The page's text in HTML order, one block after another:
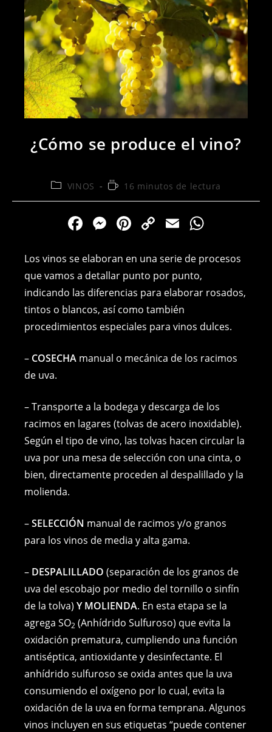
¿Cómo se produce el vino?
Categoría
entrada:
VINOS
Tiempo16 minutos de lectura
F
c
e
b
o
k
M
ss
e
n
g
er
Pi
er
e
st
C
p
y
Li
n
E
ai
l
at
A
p
Los vinos se elaboran en una serie de procesos
que vamos a detallar punto por punto,
indicando las diferencias para elaborar rosados,
tintos o blancos, así como también
procedimientos especiales para vinos dulces.
– COSECHA manual o mecánica de los racimos
de uva.
– Transporte a la bodega y descarga de los
racimos en lagares (tolvas de acero inoxidable).
Según el tipo de vino, las tolvas hacen circular la
uva por una mesa de selección con una cinta, o
bien, directamente proceden al despalillado y la
molienda.
–SELECCIÓN manual de racimos y/o granos
para los vinos de media y alta gama.
– DESPALILLADO (separación de los granos de
uva del escobajo por medio del tornillo o sinfín
de la tolva) Y MOLIENDA. En esta etapa se la
agrega SO2 (Anhídrido Sulfuroso) que evita la
oxidación prematura, cumpliendo una función
antiséptica, antioxidante y desinfectante. El
anhídrido sulfuroso se oxida antes que la uva
consumiendo el oxígeno por lo cual, evita la
oxidación de la uva en forma temprana. Algunos
vinos incluyen en sus etiquetas “puede contener